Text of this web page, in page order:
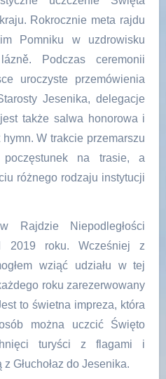
Rokrocznie meta rajdu
Pomniku w uzdrowisku
Podczas ceremonii
uroczyste przemówienia
Jesenika, delegacje
także salwa honorowa i
W trakcie przemarszu
na trasie, a
różnego rodzaju instytucji
Niepodległości
2019 roku. Wcześniej z
wziąć udziału w tej
roku zarezerwowany
to świetna impreza, która
można uczcić Święto
turyści z flagami i
Głuchołaz do Jesenika.